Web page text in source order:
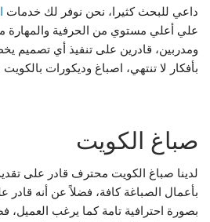
داعي للبحث كثيرا، نحن نوفر لك خدمات
علي أعلي مستوي من الحرفية والمهارة
ومدربين، قادرين على تنفيذ أي تصميم
بأفكار لا تنتهي، اصباغ وديكورات
صباغ الكويت
لدينا صباغ الكويت محترف قادر على
بأعمال الصباغة كافة، فضلاً عن أنه قادر
بصورة احترافية تامة كما يرغب العميل،